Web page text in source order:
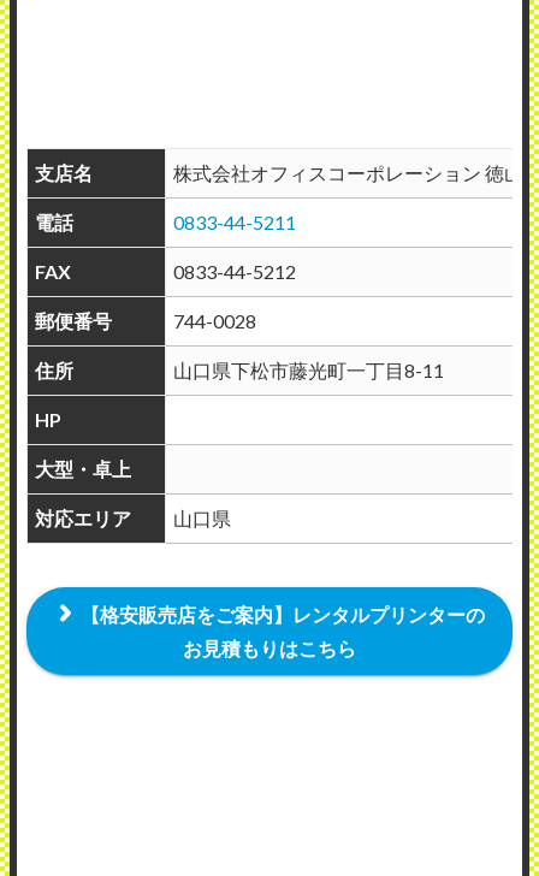
支店名 株式会社オフィスコーポレーション 徳山
電話 0833-44-5211
FAX 0833-44-5212
郵便番号 744-0028
住所 山口県下松市藤光町一丁目8-11
HP
大型・卓上
対応エリア 山口県
【格安販売店をご案内】レンタルプリンターの
お見積もりはこちら